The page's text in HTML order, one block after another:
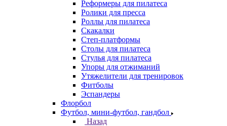
Реформеры для пилатеса
Ролики для пресса
Роллы для пилатеса
Скакалки
Степ-платформы
Столы для пилатеса
Стулья для пилатеса
Упоры для отжиманий
Утяжелители для тренировок
Фитболы
Эспандеры
Флорбол
Футбол, мини-футбол, гандбол
Назад